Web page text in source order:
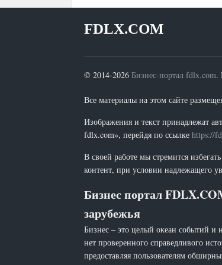
FDLX.COM
© 2014-2026 Бизнес-портал fdlx.com.
Все материалы на этом сайте
Изображения и текст принадлежат
fdlx.com», перейдя по ссылке https://
В своей работе мы стремится
контент, при условии надлежащего
Бизнес портал
зарубежья
Бизнес – это целый океан событий и
нет проверенного справедливого
предоставляя пользователям